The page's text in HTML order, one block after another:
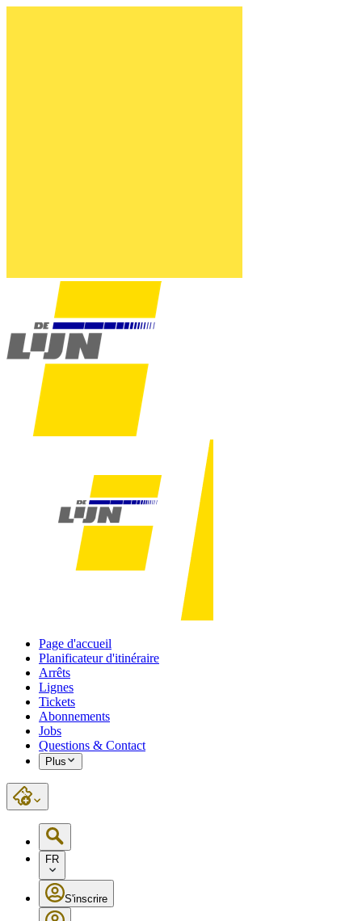
Page d'accueil
Planificateur d'itinéraire
Arrêts
Lignes
Tickets
Abonnements
Jobs
Questions & Contact
Plus
FR
S'inscrire